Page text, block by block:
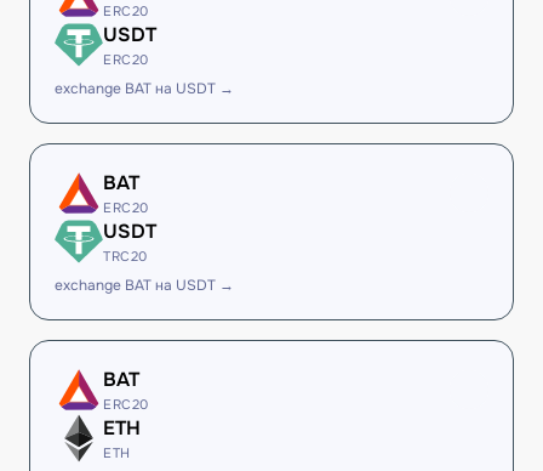
ERC20
USDT
ERC20
exchange BAT на USDT →
BAT
ERC20
USDT
TRC20
exchange BAT на USDT →
BAT
ERC20
ETH
ETH